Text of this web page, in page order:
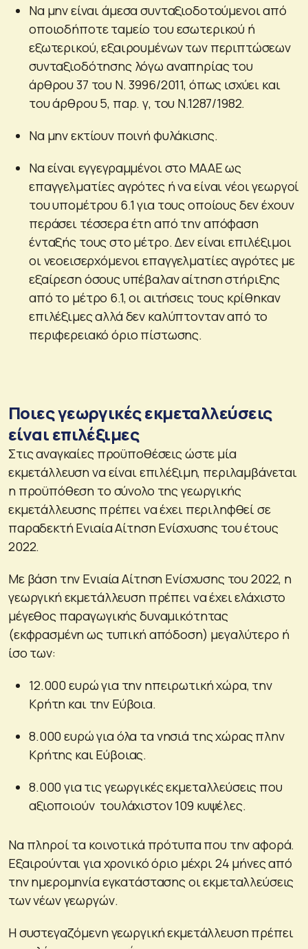
Να μην είναι άμεσα συνταξιοδοτούμενοι από
οποιοδήποτε ταμείο του εσωτερικού ή
εξωτερικού, εξαιρουμένων των περιπτώσεων
συνταξιοδότησης λόγω αναπηρίας του
άρθρου 37 του Ν. 3996/2011, όπως ισχύει και
του άρθρου 5, παρ. γ, του Ν.1287/1982.
Να μην εκτίουν ποινή φυλάκισης.
Να είναι εγγεγραμμένοι στο ΜΑΑΕ ως
επαγγελματίες αγρότες ή να είναι νέοι γεωργοί
του υπομέτρου 6.1 για τους οποίους δεν έχουν
περάσει τέσσερα έτη από την απόφαση
ένταξής τους στο μέτρο. Δεν είναι επιλέξιμοι
οι νεοεισερχόμενοι επαγγελματίες αγρότες με
εξαίρεση όσους υπέβαλαν αίτηση στήριξης
από το μέτρο 6.1, οι αιτήσεις τους κρίθηκαν
επιλέξιμες αλλά δεν καλύπτονταν από το
περιφερειακό όριο πίστωσης.
Ποιες γεωργικές εκμεταλλεύσεις
είναι επιλέξιμες
Στις αναγκαίες προϋποθέσεις ώστε μία
εκμετάλλευση να είναι επιλέξιμη, περιλαμβάνεται
η προϋπόθεση το σύνολο της γεωργικής
εκμετάλλευσης πρέπει να έχει περιληφθεί σε
παραδεκτή Ενιαία Αίτηση Ενίσχυσης του έτους
2022.
Με βάση την Ενιαία Αίτηση Ενίσχυσης του 2022, η
γεωργική εκμετάλλευση πρέπει να έχει ελάχιστο
μέγεθος παραγωγικής δυναμικότητας
(εκφρασμένη ως τυπική απόδοση) μεγαλύτερο ή
ίσο των:
12.000 ευρώ για την ηπειρωτική χώρα, την
Κρήτη και την Εύβοια.
8.000 ευρώ για όλα τα νησιά της χώρας πλην
Κρήτης και Εύβοιας.
8.000 για τις γεωργικές εκμεταλλεύσεις που
αξιοποιούν τουλάχιστον 109 κυψέλες.
Να πληροί τα κοινοτικά πρότυπα που την αφορά.
Εξαιρούνται για χρονικό όριο μέχρι 24 μήνες από
την ημερομηνία εγκατάστασης οι εκμεταλλεύσεις
των νέων γεωργών.
Η συστεγαζόμενη γεωργική εκμετάλλευση πρέπει